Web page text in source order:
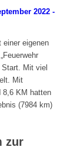
2022 -
einer eigenen
Start. Mit viel
Mit
8,6 KM hatten
(7984 km)
zur